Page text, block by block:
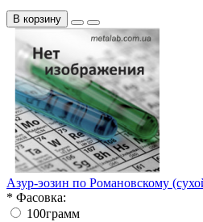
В корзину
Азур-эозин по Романовскому
* Фасовка:
100грамм